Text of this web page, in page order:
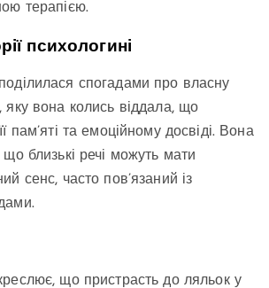
терапією.
психологині
спогадами про власну
яку вона колись віддала, що
пам’яті та емоційному досвіді. Вона
близькі речі можуть мати
сенс, часто пов’язаний із
що пристрасть до ляльок у